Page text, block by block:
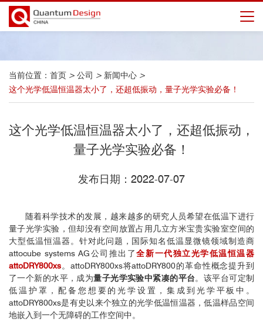
当前位置： 首页 > 公司 > 新闻中心 >
这个光学低温恒温器太小了，还超低振动，量子光学实验必备！
这个光学低温恒温器太小了，还超低振动，
量子光学实验必备！
发布日期：2022-07-07
随着科学技术的发展，越来越多的研究人员希望在低温下进行
量子光学实验，但却没有空间放置占用几立方米宝贵实验室空间的
大型低温恒温器。针对此问题，国际知名低温显微镜领域制造商
attocube systems AG公司推出了全新一代独立光学低温恒温器
attoDRY800xs。attoDRY800xs将attoDRY800的革命性概念提升到
了一个新的水平，成为量子光学实验中紧凑的平台。该平台可定制
低温护罩，配备您想要的光学设置，集成到光学平板中。
attoDRY800xs是有史以来个独立的光学低温恒温器，低温样品空间
地嵌入到一个无障碍的工作空间中。